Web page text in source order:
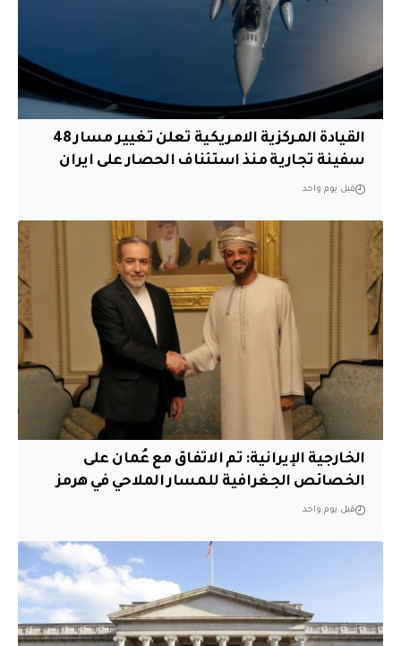
القيادة المركزية الامريكية تعلن تغيير مسار 48
سفينة تجارية منذ استئناف الحصار على ايران
قبل يوم واحد
‏الخارجية الإيرانية: تم الاتفاق مع عُمان على
الخصائص الجغرافية للمسار الملاحي في هرمز
قبل يوم واحد